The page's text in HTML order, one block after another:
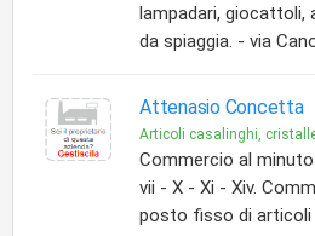
lampadari, giocattoli,
da spiaggia. - via
Attenasio Concetta
Articoli casalinghi,
Commercio al
vii - X - Xi - Xiv.
posto fisso di